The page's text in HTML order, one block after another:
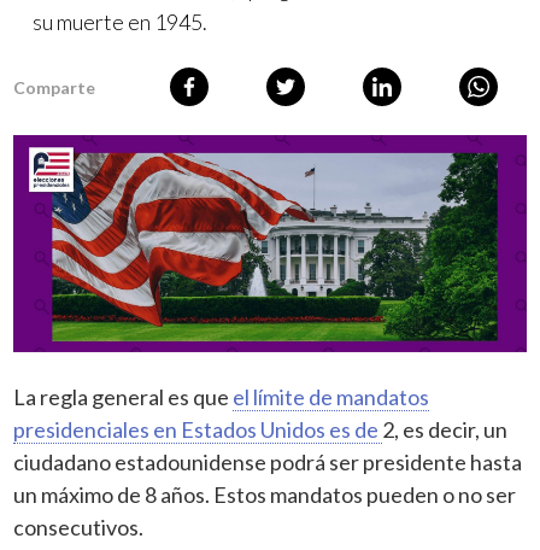
su muerte en 1945.
Comparte
La regla general es que el límite de mandatos
presidenciales en Estados Unidos es de 2, es decir, un
ciudadano estadounidense podrá ser presidente hasta
un máximo de 8 años. Estos mandatos pueden o no ser
consecutivos.